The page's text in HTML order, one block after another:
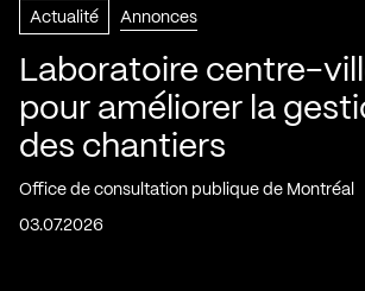
Actualité Annonces
Laboratoire centre-
pour améliorer la
des chantiers
Office de consultation publique de Montréal
03.07.2026